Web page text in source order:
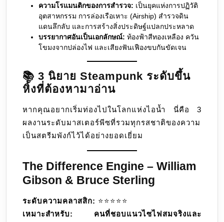
ความโรแมนติกของการสำรวจ: เป็นยุคแห่งการปฏิวัติ
อุตสาหกรรม การล่องเรือเหาะ (Airship) สำรวจดิน
แดนลึกลับ และการสร้างสิ่งประดิษฐ์แปลกประหลาด
บรรยากาศอันเป็นเอกลักษณ์: ท้องฟ้าสีทองเหลือง ควัน
โขมงจากปล่องไฟ และเสียงฟันเฟืองขบกันขัดเจน
📚 3 นิยาย Steampunk ระดับขึ้น
หิ้งที่ต้องหามาอ่าน
หากคุณอยากเริ่มท่องไปในโลกแห่งไอน้ำ นี่คือ 3
ผลงานระดับมาสเตอร์พีซที่รวมทุกรสชาติของความ
เป็นสตรีมพังก์ไว้ได้อย่างยอดเยี่ยม
The Difference Engine – William
Gibson & Bruce Sterling
ระดับความคลาสสิก: ⭐️⭐️⭐️⭐️⭐️
เหมาะสำหรับ:
คนที่ชอบแนวไซไฟสมจริงและ